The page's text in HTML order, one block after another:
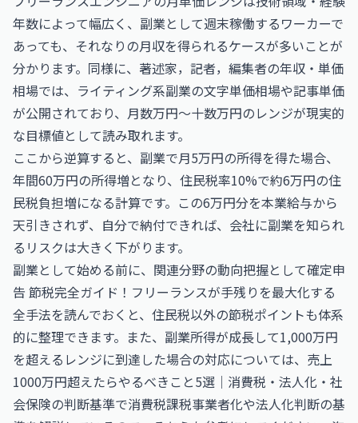
年数によって幅広く、副業として週末稼働するワーカーで
あっても、それなりの月収を得られるケースが多いことが
分かります。同様に、 著述家，記者，編集者の年収・単価
相場では、ライティング系副業の文字単価相場や記事単価
が公開されており、月数万円〜十数万円のレンジが現実的
な目標値として読み取れます。
ここから逆算すると、副業で月5万円の所得を得た場合、
年間60万円の所得増となり、住民税率10%で約6万円の住
民税負担増になる計算です。この6万円分を本業給与から
天引きされず、自分で納付できれば、会社に副業を知られ
るリスクは大きく下がります。
副業として始める前に、関連分野の動向把握として確定申
告 節税完全ガイド！フリーランスが手残りを最大化する
全手法を読んでおくと、住民税以外の節税ポイントも体系
的に整理できます。また、副業所得が成長して1,000万円
を超えるレンジに到達した場合の対応については、 売上
1000万円超えたらやるべきこと5選｜消費税・法人化・社
会保険の判断基準で消費税課税事業者化や法人化判断の基